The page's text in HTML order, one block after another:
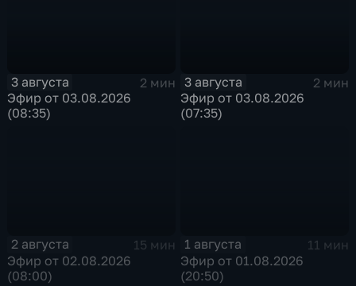
3 августа
2 мин
Эфир от 03.08.2026
(08:35)
3 августа
2 мин
Эфир от 03.08.2026
(07:35)
2 августа
15 мин
Эфир от 02.08.2026
(08:00)
1 августа
11 мин
Эфир от 01.08.2026
(20:50)